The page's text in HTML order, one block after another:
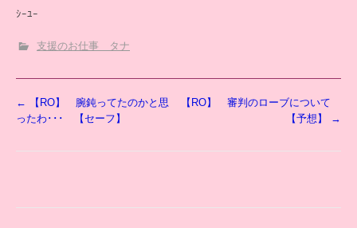
ｼｰﾕｰ
支援のお仕事 タナ
投
稿
ビ
←
【RO】 腕鈍ってたのかと思
ったわ･･･ 【セーフ】
【RO】 審判のローブについて
【予想】
→